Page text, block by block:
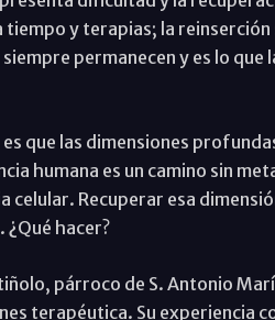
tiempo y terapias; la
permanecen y es lo
que las dimensiones
humana es un camino sin
celular. Recuperar esa
hacer?
párroco de S. Antonio
terapéutica. Su experiencia